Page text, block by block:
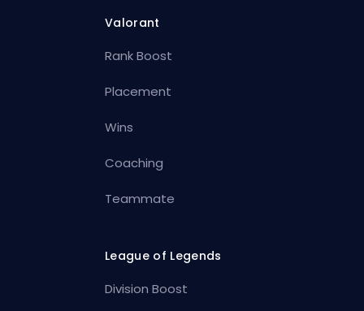
Valorant
Rank Boost
Placement
Wins
Coaching
Teammate
League of Legends
Division Boost